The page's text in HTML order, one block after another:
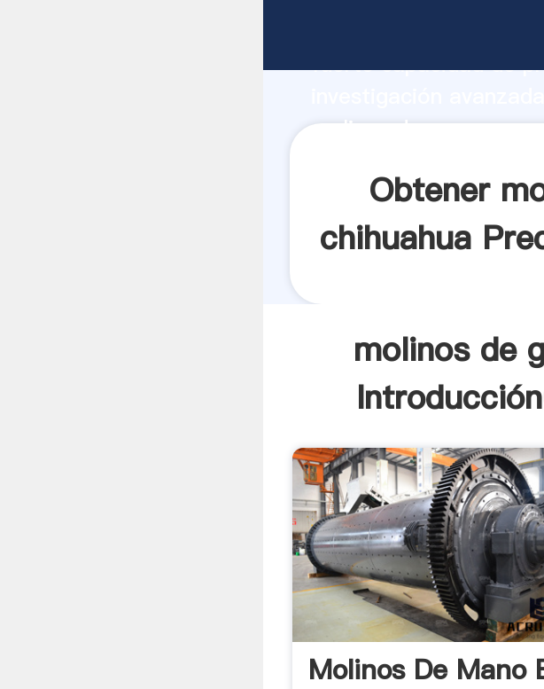
fuerte capacidad de
molinos de granos en
Obtener
chihuahua
molinos de
Molinos De Mano